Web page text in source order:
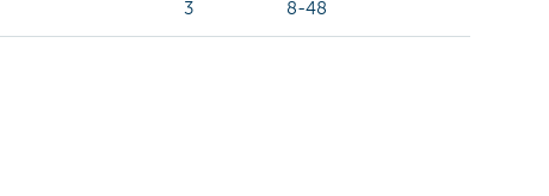
3 8-48